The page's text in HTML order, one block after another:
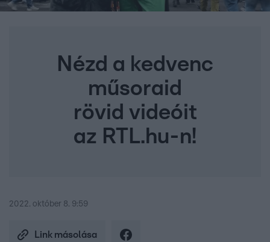
Nézd a kedvenc
műsoraid
rövid videóit
az RTL.hu-n!
2022. október 8. 9:59
Link másolása